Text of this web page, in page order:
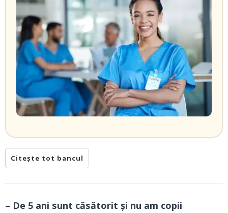
Citește tot bancul
– De 5 ani sunt căsătorit și nu am copii